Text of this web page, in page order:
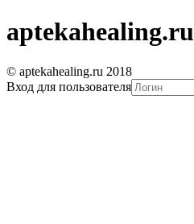
aptekahealing.ru
© aptekahealing.ru 2018
Вход для пользователя